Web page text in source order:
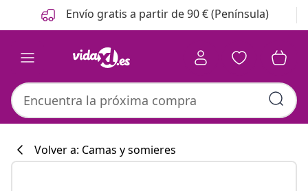
Anterior
Siguiente Envío gratis a partir de 90 € (Península)
Volver a: Camas y somieres